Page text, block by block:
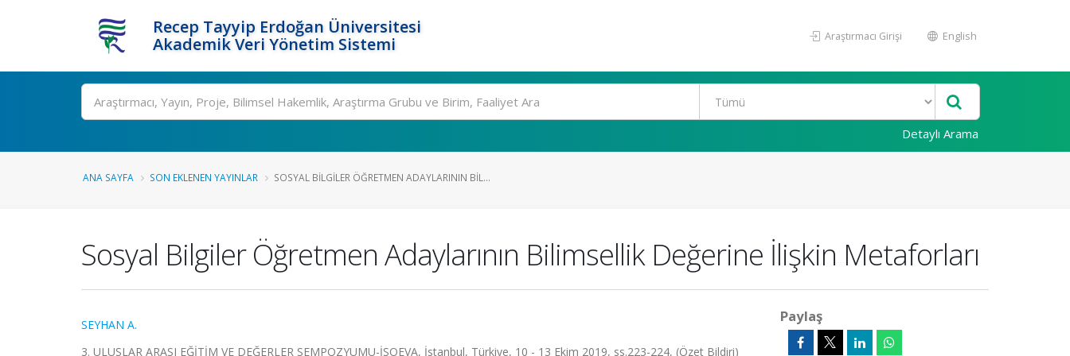
Recep Tayyip Erdoğan Üniversitesi
Akademik Veri Yönetim Sistemi
Araştırmacı Girişi English
Ara
Detaylı Arama
ANA SAYFA SON EKLENEN YAYINLAR SOSYAL BILGILER ÖĞRETMEN ADAYLARININ BIL...
Sosyal Bilgiler Öğretmen Adaylarının Bilimsellik Değerine İlişkin Metaforları
SEYHAN A.
3. ULUSLAR ARASI EĞİTİM VE DEĞERLER SEMPOZYUMU-İSOEVA, İstanbul, Türkiye, 10 - 13 Ekim 2019, ss.223-224, (Özet Bildiri)
Paylaş